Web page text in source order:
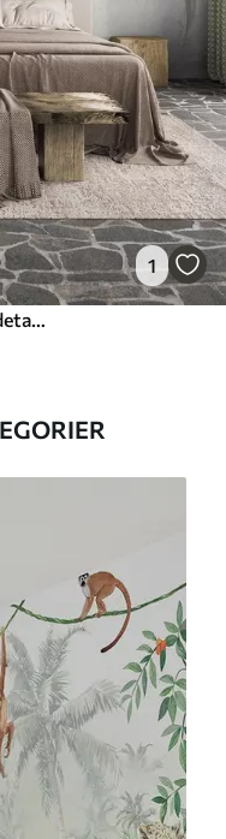
1
Store, lysegrønne bananblade med detaljerede årer, struktureret kunst, lys baggrund